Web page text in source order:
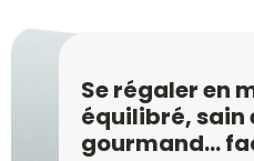
Se régaler en
équilibré, sain
gourmand…